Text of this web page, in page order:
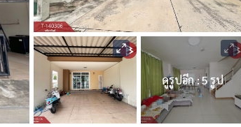
ดูรูปอีก : 5 รูป